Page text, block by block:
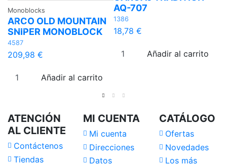
Monoblocks
ARCO OLD MOUNTAIN
SNIPER MONOBLOCK
4587
209,98 €
Añadir al carrito
AQ-707
1386
18,78 €
Añadir al carrito
ATENCIÓN
AL CLIENTE
Contáctenos
Tiendas
MI CUENTA
Mi cuenta
Direcciones
Datos
CATÁLOGO
Ofertas
Novedades
Los más